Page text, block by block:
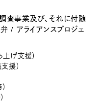
査事業及び、それに付随
/ アライアンスプロジェ
げ支援）
援）